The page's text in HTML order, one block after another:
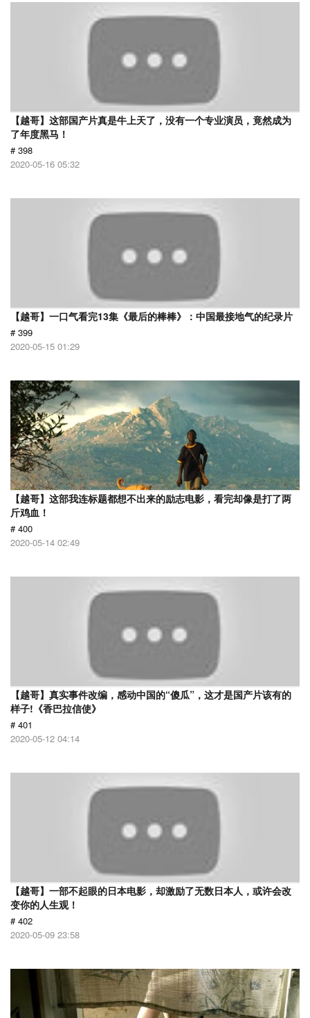
【越哥】这部国产片真是牛上天了，没有一个专业演员，竟然成为
了年度黑马！
# 398
2020-05-16 05:32
【越哥】一口气看完13集《最后的棒棒》：中国最接地气的纪录片
# 399
2020-05-15 01:29
【越哥】这部我连标题都想不出来的励志电影，看完却像是打了两
斤鸡血！
# 400
2020-05-14 02:49
【越哥】真实事件改编，感动中国的“傻瓜”，这才是国产片该有的
样子!《香巴拉信使》
# 401
2020-05-12 04:14
【越哥】一部不起眼的日本电影，却激励了无数日本人，或许会改
变你的人生观！
# 402
2020-05-09 23:58